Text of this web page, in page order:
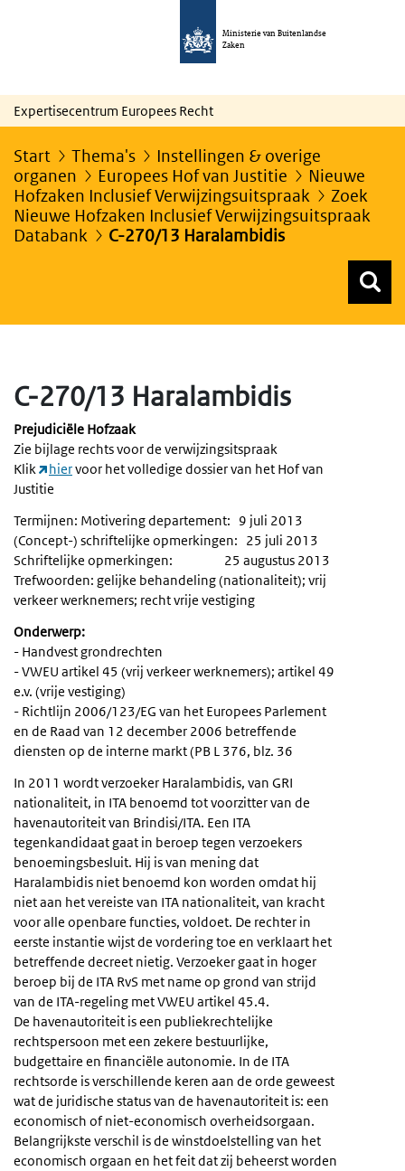
Ministerie van Buitenlandse
Zaken
Expertisecentrum Europees Recht
Start Thema's
Instellingen & overige
organen
Europees Hof van Justitie
Nieuwe
Hofzaken Inclusief Verwijzingsuitspraak
Zoek
Nieuwe Hofzaken Inclusief Verwijzingsuitspraak
Databank
C-270/13 Haralambidis
C-270/13 Haralambidis
Prejudiciële Hofzaak
Zie bijlage rechts voor de verwijzingsitspraak
Klik
hiervoor het volledige dossier van het Hof van
Justitie
Termijnen: Motivering departement: 9 juli 2013
(Concept-) schriftelijke opmerkingen: 25 juli 2013
Schriftelijke opmerkingen: 25 augustus 2013
Trefwoorden: gelijke behandeling (nationaliteit); vrij
verkeer werknemers; recht vrije vestiging
Onderwerp:
- Handvest grondrechten
- VWEU artikel 45 (vrij verkeer werknemers); artikel 49
e.v. (vrije vestiging)
- Richtlijn 2006/123/EG van het Europees Parlement
en de Raad van 12 december 2006 betreffende
diensten op de interne markt (PB L 376, blz. 36
In 2011 wordt verzoeker Haralambidis, van GRI
nationaliteit, in ITA benoemd tot voorzitter van de
havenautoriteit van Brindisi/ITA. Een ITA
tegenkandidaat gaat in beroep tegen verzoekers
benoemingsbesluit. Hij is van mening dat
Haralambidis niet benoemd kon worden omdat hij
niet aan het vereiste van ITA nationaliteit, van kracht
voor alle openbare functies, voldoet. De rechter in
eerste instantie wijst de vordering toe en verklaart het
betreffende decreet nietig. Verzoeker gaat in hoger
beroep bij de ITA RvS met name op grond van strijd
van de ITA-regeling met VWEU artikel 45.4.
De havenautoriteit is een publiekrechtelijke
rechtspersoon met een zekere bestuurlijke,
budgettaire en financiële autonomie. In de ITA
rechtsorde is verschillende keren aan de orde geweest
wat de juridische status van de havenautoriteit is: een
economisch of niet-economisch overheidsorgaan.
Belangrijkste verschil is de winstdoelstelling van het
economisch orgaan en het feit dat zij beheerst worden